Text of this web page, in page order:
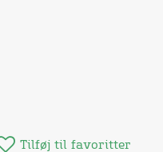
Tilføj til favoritter